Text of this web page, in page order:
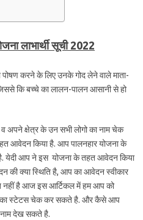
लाभार्थी सूची 2022
करने के लिए उनके गोद लेने वाले माता-
कि बच्चे का लालन-पालन आसानी से हो
अपने क्षेत्र के उन सभी लोगो का नाम चेक
आवेदन किया है. आप पालनहार योजना के
येदी आप ने इस योजना के तहत आवेदन किया
क्या स्थिति है, आप का आवेदन स्वीकार
नहीं है आज इस आर्टिकल में हम आप को
का स्टेटस चेक कर सकते है. और कैसे आप
नाम देख सकते है.